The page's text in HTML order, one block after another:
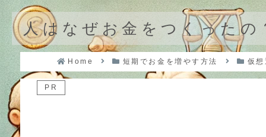
人はなぜお金をつくったの
Home 短期でお金を増やす方法 仮
PR